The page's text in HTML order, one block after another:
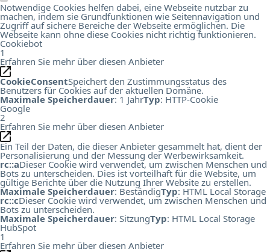
Notwendige Cookies helfen dabei, eine Webseite nutzbar zu
machen, indem sie Grundfunktionen wie Seitennavigation und
Zugriff auf sichere Bereiche der Webseite ermöglichen. Die
Webseite kann ohne diese Cookies nicht richtig funktionieren.
Cookiebot
1
Erfahren Sie mehr über diesen Anbieter
CookieConsentSpeichert den Zustimmungsstatus des
Benutzers für Cookies auf der aktuellen Domäne.
Maximale Speicherdauer: 1 JahrTyp: HTTP-Cookie
Google
2
Erfahren Sie mehr über diesen Anbieter
Ein Teil der Daten, die dieser Anbieter gesammelt hat, dient der
Personalisierung und der Messung der Werbewirksamkeit.
rc::aDieser Cookie wird verwendet, um zwischen Menschen und
Bots zu unterscheiden. Dies ist vorteilhaft für die Website, um
gültige Berichte über die Nutzung Ihrer Website zu erstellen.
Maximale Speicherdauer: BeständigTyp: HTML Local Storage
rc::cDieser Cookie wird verwendet, um zwischen Menschen und
Bots zu unterscheiden.
Maximale Speicherdauer: SitzungTyp: HTML Local Storage
HubSpot
1
Erfahren Sie mehr über diesen Anbieter